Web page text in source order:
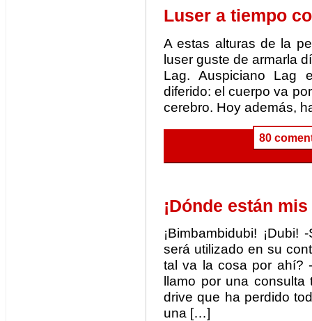
Luser a tiempo
A estas alturas de la
luser guste de armarla
Lag. Auspiciano Lag
diferido: el cuerpo va
cerebro. Hoy además,
80
¡Dónde están
¡Bimbambidubi!
será utilizado en su
tal va la cosa por ahí?
llamo por una
drive que ha perdido
una […]